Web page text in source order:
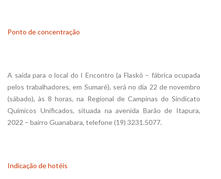
Ponto de concentração
A saída para o local do I Encontro (a Flaskô – fábrica ocupada
pelos trabalhadores, em Sumaré), será no dia 22 de novembro
(sábado), às 8 horas, na Regional de Campinas do Sindicato
Químicos Unificados, situada na avenida Barão de Itapura,
2022 – bairro Guanabara, telefone (19) 3231.5077.
Indicação de hotéis